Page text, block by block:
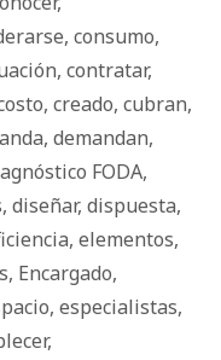
, consumo,
, contratar,
, creado, cubran,
, demandan,
FODA,
, diseñar, dispuesta,
, elementos,
, Encargado,
, especialistas,
,